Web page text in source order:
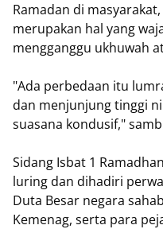
Ramadan di
merupakan hal yang
mengganggu ukhuwah
"Ada perbedaan itu
dan menjunjung tinggi
suasana kondusif,"
Sidang Isbat 1
luring dan dihadiri
Duta Besar negara
Kemenag, serta para